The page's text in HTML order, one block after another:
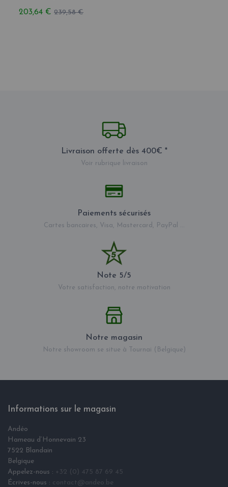
203,64 € 239,58 €
Livraison offerte dès 400€ *
Voir rubrique livraison
Paiements sécurisés
Cartes bancaires, Visa, Mastercard, PayPal ...
Note 5/5
Votre satisfaction, notre motivation
Notre magasin
Notre showroom se situe à Tournai (Belgique)
Informations sur le magasin
Andéo
Hameau d‘Honnevain 23
7522 Blandain
Belgique
Appelez-nous : +32 (0) 475 87 69 45
Écrives-nous : contact@andeo.be